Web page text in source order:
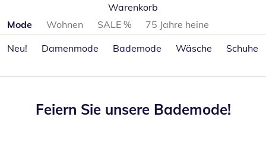
Warenkorb
Produktkategorien überspringen
Mode Wohnen SALE %
75 Jahre heine
Neu!
Damenmode Bademode Wäsche Schuhe
Feiern Sie unsere Bademode!